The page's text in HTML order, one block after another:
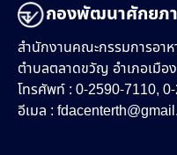
กองพัฒนาศักยภ
สำนักงานคณะกรรมการอา
ตำบลตลาดขวัญ อำเภอเมื
โทรศัพท์ : 0-2590-7110,
อีเมล :